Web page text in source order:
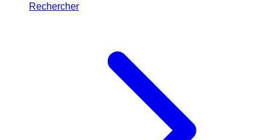
Rechercher